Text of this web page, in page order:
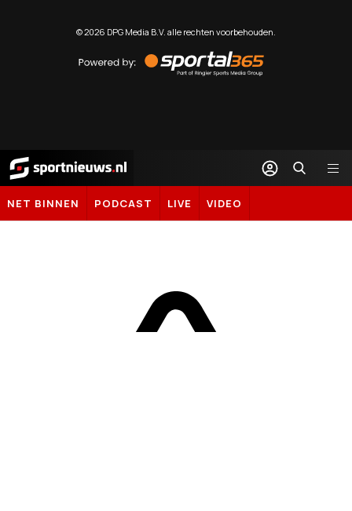
©2026 DPG Media B.V. alle rechten voorbehouden.
by
Sportal365
Sportnieuws.nl
NET BINNEN PODCAST LIVE VIDEO